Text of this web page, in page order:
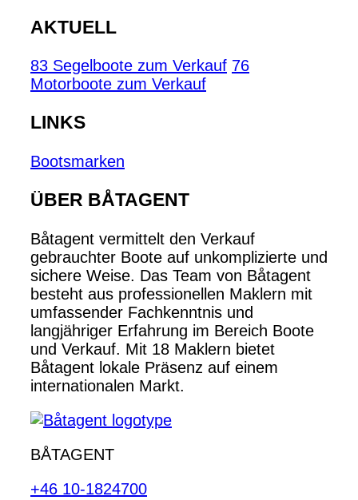
AKTUELL
83 Segelboote zum Verkauf 76
Motorboote zum Verkauf
LINKS
Bootsmarken
ÜBER BÅTAGENT
Båtagent vermittelt den Verkauf
gebrauchter Boote auf unkomplizierte und
sichere Weise. Das Team von Båtagent
besteht aus professionellen Maklern mit
umfassender Fachkenntnis und
langjähriger Erfahrung im Bereich Boote
und Verkauf. Mit 18 Maklern bietet
Båtagent lokale Präsenz auf einem
internationalen Markt.
BÅTAGENT
+46 10-1824700